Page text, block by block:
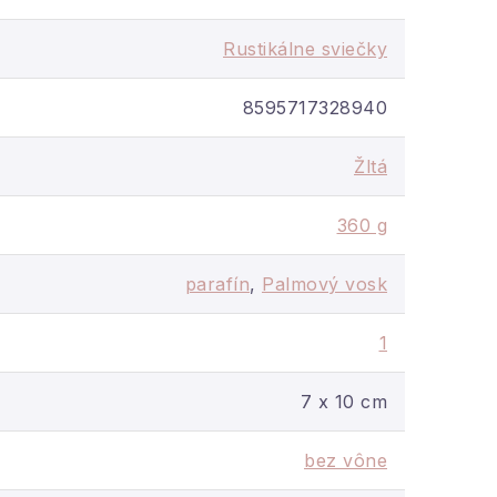
Rustikálne sviečky
8595717328940
Žltá
360 g
parafín, Palmový vosk
1
7 x 10 cm
bez vône